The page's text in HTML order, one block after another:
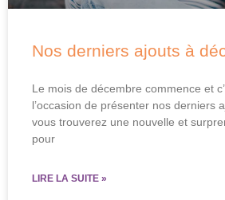
Nos derniers ajouts à
Le mois de décembre commence et
l’occasion de présenter nos derniers
vous trouverez une nouvelle et
pour
LIRE LA SUITE »